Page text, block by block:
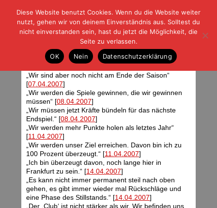
| | |BLOG-GFußball und der Rest
HOME|REGELN|IMPRESSUM |DATENSCHUTZ
Friedhelms Kosmos
Donnerstag, 03.05.07 | 05:37 Uhr
„Wir sind aber noch nicht am Ende der Saison“
[07.04.2007]
„Wir werden die Spiele gewinnen, die wir gewinnen
müssen“ [08.04.2007]
„Wir müssen jetzt Kräfte bündeln für das nächste
Endspiel.“ [08.04.2007]
„Wir werden mehr Punkte holen als letztes Jahr“
[11.04.2007]
„Wir werden unser Ziel erreichen. Davon bin ich zu
100 Prozent überzeugt.“ [11.04.2007]
„Ich bin überzeugt davon, noch lange hier in
Frankfurt zu sein.“ [14.04.2007]
„Es kann nicht immer permanent steil nach oben
gehen, es gibt immer wieder mal Rückschläge und
eine Phase des Stillstands.“ [14.04.2007]
„Der ,Club‘ ist nicht stärker als wir. Wir befinden uns
Diese Website benutzt Cookies. Wenn du die Website weiter
nutzt, gehen wir von deinem Einverständnis aus. Solltest du
nicht einverstanden sein, hast du jetzt die Möglichkeit, die
Seite zu verlassen.
OK
Nein Datenschutzerklärung